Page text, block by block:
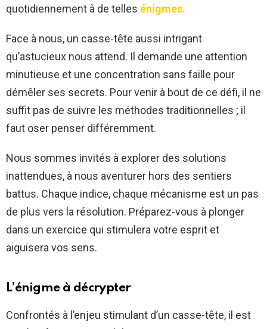
quotidiennement à de telles énigmes.
Face à nous, un casse-tête aussi intrigant
qu’astucieux nous attend. Il demande une attention
minutieuse et une concentration sans faille pour
démêler ses secrets. Pour venir à bout de ce défi, il ne
suffit pas de suivre les méthodes traditionnelles ; il
faut oser penser différemment.
Nous sommes invités à explorer des solutions
inattendues, à nous aventurer hors des sentiers
battus. Chaque indice, chaque mécanisme est un pas
de plus vers la résolution. Préparez-vous à plonger
dans un exercice qui stimulera votre esprit et
aiguisera vos sens.
L’énigme à décrypter
Confrontés à l’enjeu stimulant d’un casse-tête, il est